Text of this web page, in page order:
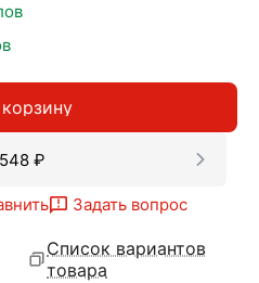
548 ₽
Задать вопрос
Список вариантов
товара